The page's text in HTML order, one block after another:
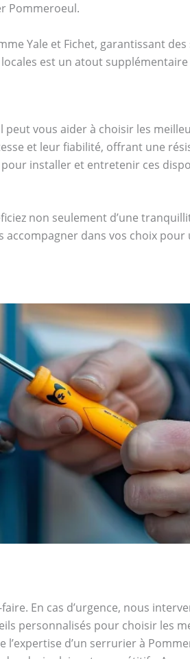
Pommeroeul.
Yale et Fichet, garantissant
est un atout
vous aider à choisir les
et leur fiabilité, offrant une
installer et entretenir ces
non seulement d’une
dans vos choix pour
En cas d’urgence, nous
personnalisés pour choisir les
d’un serrurier à